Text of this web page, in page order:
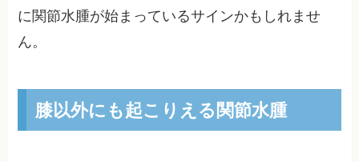
に関節水腫が始まっているサインかもしれませ
ん。
膝以外にも起こりえる関節水腫